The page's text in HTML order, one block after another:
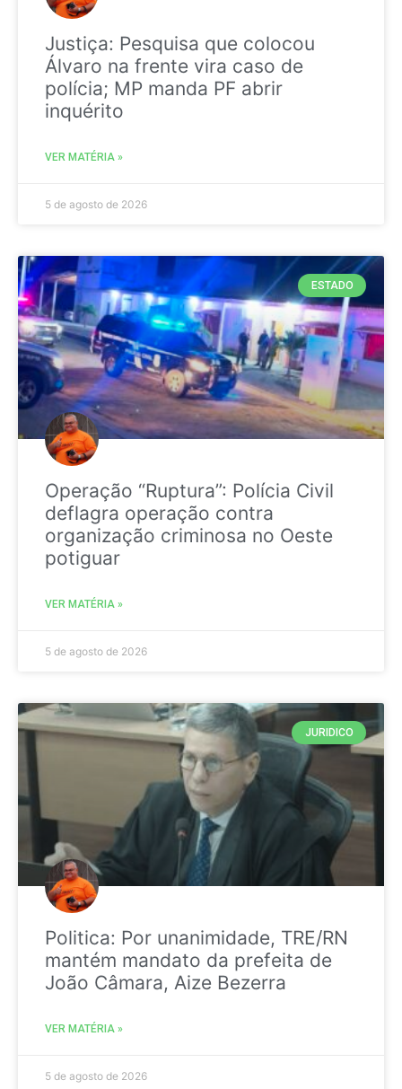
Justiça: Pesquisa que colocou
Álvaro na frente vira caso de
polícia; MP manda PF abrir
inquérito
VER MATÉRIA »
5 de agosto de 2026
ESTADO
Operação “Ruptura”: Polícia Civil
deflagra operação contra
organização criminosa no Oeste
potiguar
VER MATÉRIA »
5 de agosto de 2026
JURIDICO
Politica: Por unanimidade, TRE/RN
mantém mandato da prefeita de
João Câmara, Aize Bezerra
VER MATÉRIA »
5 de agosto de 2026